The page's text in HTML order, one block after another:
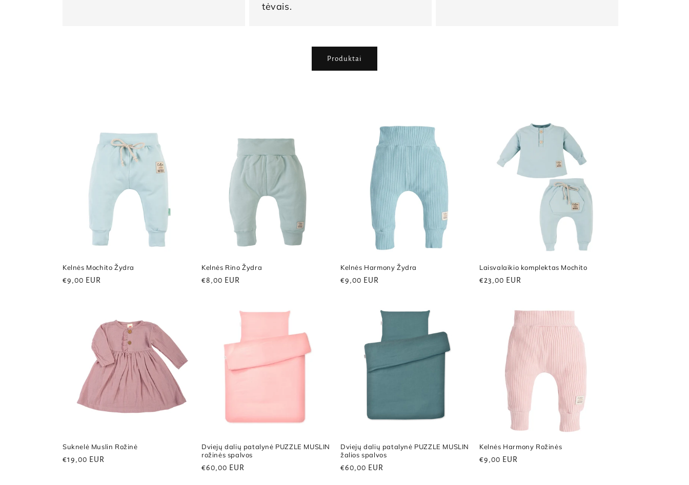
tėvais.
Produktai
Kelnės Mochito Žydra
Reguliari
€9,00 EUR
Kelnės Rino Žydra
Reguliari
€8,00 EUR
Kelnės Harmony Žydra
Reguliari
€9,00 EUR
Laisvalaikio komplektas Mochito
Reguliari
€23,00 EUR
Suknelė Muslin Rožinė
Reguliari
€19,00 EUR
Dviejų dalių patalynė PUZZLE MUSLIN
rožinės spalvos
Reguliari
€60,00 EUR
Dviejų dalių patalynė PUZZLE MUSLIN
žalios spalvos
Reguliari
€60,00 EUR
Kelnės Harmony Rožinės
Reguliari
€9,00 EUR